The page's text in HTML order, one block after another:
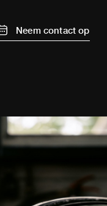
Neem contact op